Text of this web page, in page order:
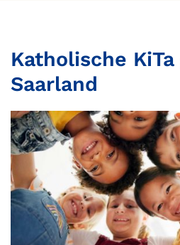
Katholische KiTa
Saarland